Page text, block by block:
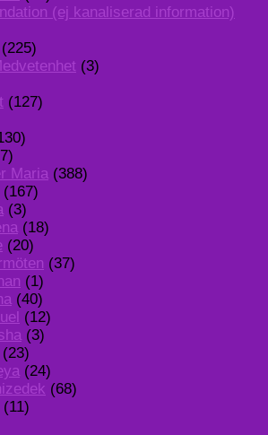
(ej kanaliserad information)
(225)
(3)
(127)
Maria (388)
(167)
(3)
(18)
(20)
(37)
(1)
(40)
(12)
(3)
(23)
(24)
(68)
(11)